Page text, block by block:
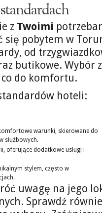
z Twoimi
się pobytem w
od
butikowe. Wybór
do komfortu.
hoteli:
warunki, skierowane do
służbowych.
oferujące dodatkowe usługi i
stylem, często w
uwagę na jego
Sprawdź